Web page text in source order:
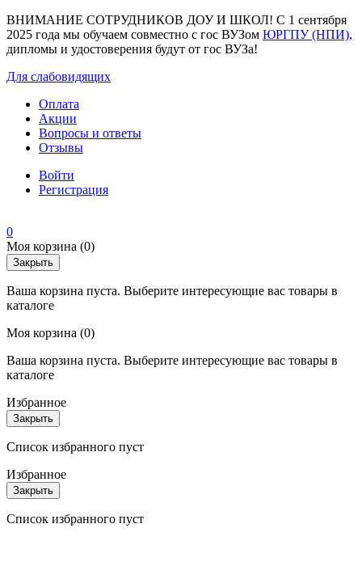
ВНИМАНИЕ СОТРУДНИКОВ ДОУ И ШКОЛ! С 1 сентября
2025 года мы обучаем совместно с гос ВУЗом ЮРГПУ (НПИ),
дипломы и удостоверения будут от гос ВУЗа!
Для слабовидящих
Оплата
Акции
Вопросы и ответы
Отзывы
Войти
Регистрация
0
Моя корзина (0)
Закрыть
Ваша корзина пуста. Выберите интересующие вас товары в
каталоге
Моя корзина (0)
Ваша корзина пуста. Выберите интересующие вас товары в
каталоге
Избранное
Закрыть
Список избранного пуст
Избранное
Закрыть
Список избранного пуст